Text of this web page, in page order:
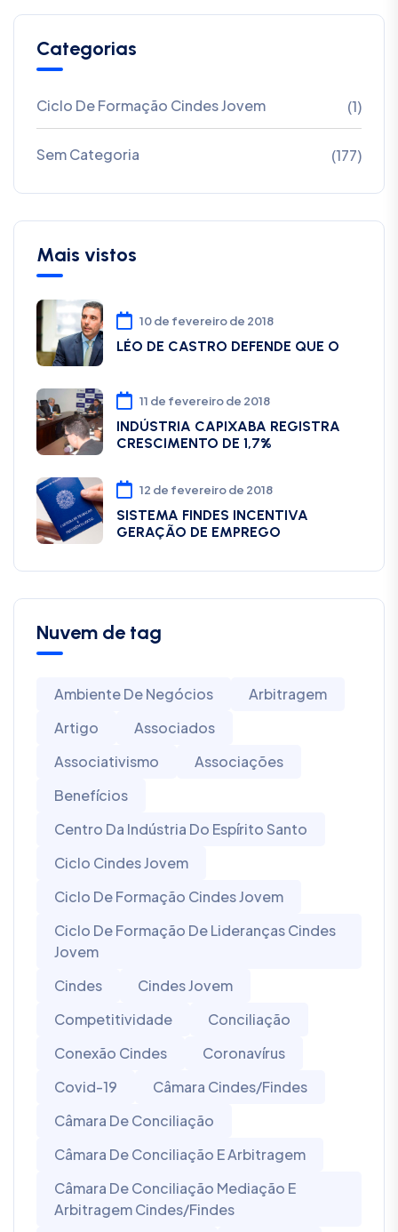
Categorias
Ciclo De Formação Cindes Jovem (1)
Sem Categoria (177)
Mais vistos
10 de fevereiro de 2018
LÉO DE CASTRO DEFENDE QUE O
11 de fevereiro de 2018
INDÚSTRIA CAPIXABA REGISTRA
CRESCIMENTO DE 1,7%
12 de fevereiro de 2018
SISTEMA FINDES INCENTIVA
GERAÇÃO DE EMPREGO
Nuvem de tag
Ambiente De Negócios
Arbitragem
Artigo
Associados
Associativismo
Associações
Benefícios
Centro Da Indústria Do Espírito Santo
Ciclo Cindes Jovem
Ciclo De Formação Cindes Jovem
Ciclo De Formação De Lideranças Cindes
Jovem
Cindes
Cindes Jovem
Competitividade
Conciliação
Conexão Cindes
Coronavírus
Covid-19
Câmara Cindes/Findes
Câmara De Conciliação
Câmara De Conciliação E Arbitragem
Câmara De Conciliação Mediação E
Arbitragem Cindes/Findes